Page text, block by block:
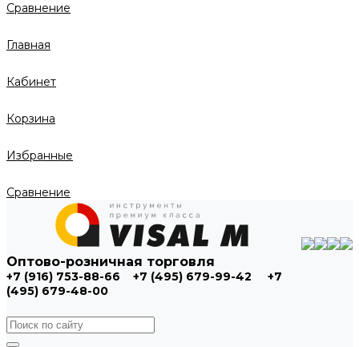
Сравнение
Главная
Кабинет
Корзина
Избранные
Сравнение
Оптово-розничная торговля
+7 (916) 753-88-66 +7 (495) 679-99-42
+7
(495) 679-48-00